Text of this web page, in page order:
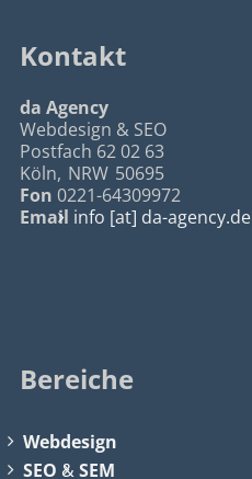
Kontakt
da Agency
Webdesign & SEO
Postfach 62 02 63
Köln, NRW 50695
Fon 0221-64309972
Email info [at] da-agency.de
Bereiche
Webdesign
SEO &SEM